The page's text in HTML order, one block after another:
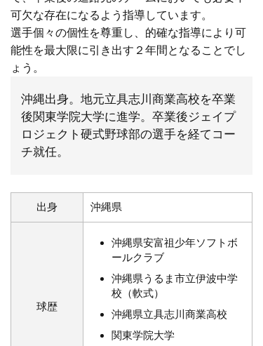
可欠な存在になるよう指導しています。
選手個々の個性を尊重し、的確な指導により可
能性を最大限に引き出す２年間となることでし
ょう。
沖縄出身。地元立具志川商業高校を卒業
後関東学院大学に進学。卒業後ジェイプ
ロジェクト硬式野球部の選手を経てコー
チ就任。
出身 沖縄県
球歴
沖縄県安富祖少年ソフトボ
ールクラブ
沖縄県うるま市立伊波中学
校（軟式）
沖縄県立具志川商業高校
関東学院大学